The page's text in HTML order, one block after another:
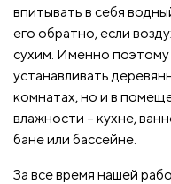
впитывать в себя
его обратно, если
сухим. Именно
устанавливать
комнатах, но и в
влажности – кухне,
бане или бассейне.
За все время нашей